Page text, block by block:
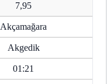
7,95
Akçamağara
Akgedik
01:21